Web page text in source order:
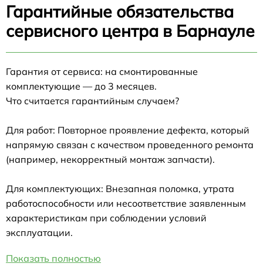
Гарантийные обязательства
сервисного центра в Барнауле
Гарантия от сервиса: на смонтированные
комплектующие — до 3 месяцев.
Что считается гарантийным случаем?
Для работ: Повторное проявление дефекта, который
напрямую связан с качеством проведенного ремонта
(например, некорректный монтаж запчасти).
Для комплектующих: Внезапная поломка, утрата
работоспособности или несоответствие заявленным
характеристикам при соблюдении условий
эксплуатации.
Показать полностью